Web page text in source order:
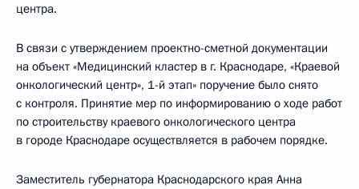
центра.
В связи с утверждением проектно-сметной документации
на объект «Медицинский кластер в г. Краснодаре, «Краевой
онкологический центр», 1-й этап» поручение было снято
с контроля. Принятие мер по информированию о ходе работ
по строительству краевого онкологического центра
в городе Краснодаре осуществляется в рабочем порядке.
Заместитель губернатора Краснодарского края Анна